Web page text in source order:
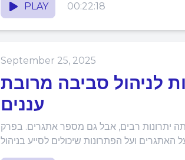
PLAY 00:22:18
September 25, 2025
לניהול סביבה מרובת
עננים
יתרונות רבים, אבל גם מספר אתגרים. בפרק